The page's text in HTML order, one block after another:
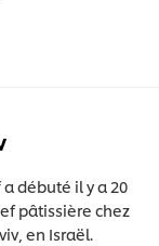
débuté il y a 20
pâtissière chez
en Israël.